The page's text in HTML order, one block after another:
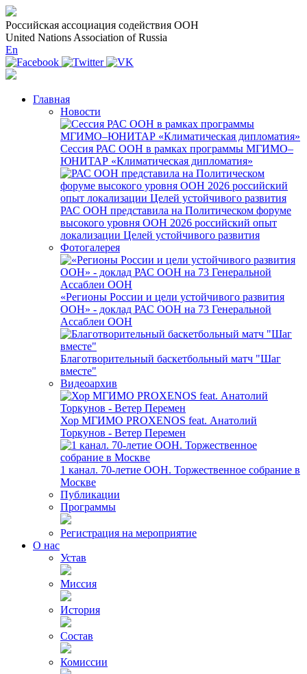
Российская ассоциация содействия ООН
United Nations Association of Russia
En
Главная
Новости
Сессия РАС ООН в рамках программы МГИМО–
ЮНИТАР «Климатическая дипломатия»
РАС ООН представила на Политическом форуме
высокого уровня ООН 2026 российский опыт
локализации Целей устойчивого развития
Фотогалерея
«Регионы России и цели устойчивого развития
ООН» - доклад РАС ООН на 73 Генеральной
Ассаблеи ООН
Благотворительный баскетбольный матч "Шаг
вместе"
Видеоархив
Хор МГИМО PROXENOS feat. Анатолий
Торкунов - Ветер Перемен
1 канал. 70-летие ООН. Торжественное собрание в
Москве
Публикации
Программы
Регистрация на мероприятие
О нас
Устав
Миссия
История
Состав
Комиссии